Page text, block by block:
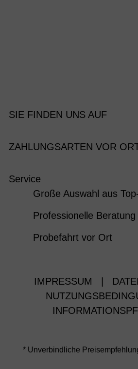
SIE FINDEN UNS AUF
ZAHLUNGSARTEN VOR
Service
Große Auswahl aus
Professionelle Beratung
Probefahrt vor Ort
IMPRESSUM
* Unverbindliche